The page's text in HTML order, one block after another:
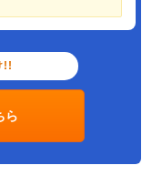
!!
ら